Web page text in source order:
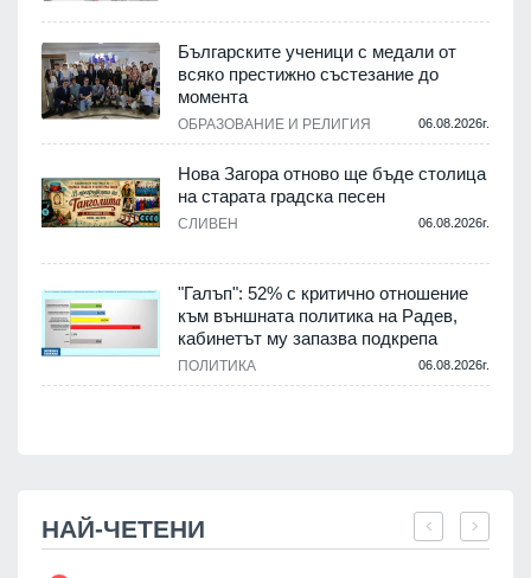
Българските ученици с медали от
всяко престижно състезание до
момента
ОБРАЗОВАНИЕ И РЕЛИГИЯ 06.08.2026г.
Нова Загора отново ще бъде столица
на старата градска песен
СЛИВЕН 06.08.2026г.
"Галъп": 52% с критично отношение
към външната политика на Радев,
кабинетът му запазва подкрепа
ПОЛИТИКА 06.08.2026г.
НАЙ-ЧЕТЕНИ